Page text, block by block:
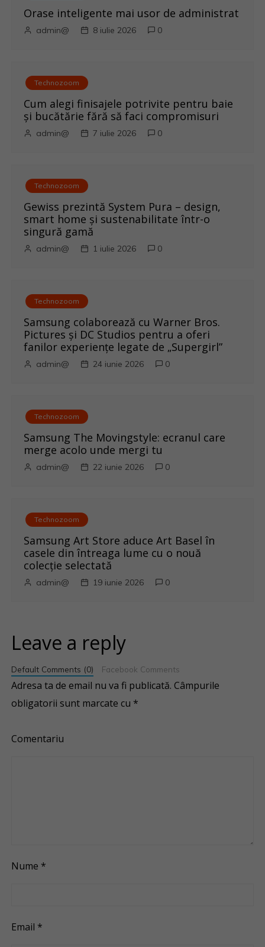
Orase inteligente mai usor de administrat
admin@ 8 iulie 2026 0
Technozoom
Cum alegi finisajele potrivite pentru baie
și bucătărie fără să faci compromisuri
admin@ 7 iulie 2026 0
Technozoom
Gewiss prezintă System Pura – design,
smart home și sustenabilitate într-o
singură gamă
admin@ 1 iulie 2026 0
Technozoom
Samsung colaborează cu Warner Bros.
Pictures și DC Studios pentru a oferi
fanilor experiențe legate de „Supergirl”
admin@ 24 iunie 2026 0
Technozoom
Samsung The Movingstyle: ecranul care
merge acolo unde mergi tu
admin@ 22 iunie 2026 0
Technozoom
Samsung Art Store aduce Art Basel în
casele din întreaga lume cu o nouă
colecție selectată
admin@ 19 iunie 2026 0
Leave a reply
Default Comments (0) Facebook Comments
Adresa ta de email nu va fi publicată. Câmpurile
obligatorii sunt marcate cu *
Comentariu
Nume *
Email *